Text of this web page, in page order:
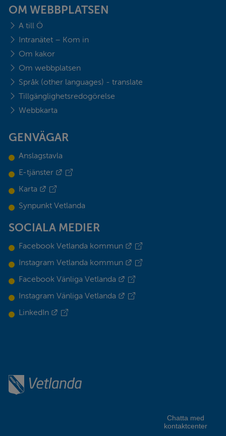
OM WEBBPLATSEN
A till Ö
Intranätet – Kom in
Om kakor
Om webbplatsen
Språk (other languages) - translate
Tillgänglighetsredogörelse
Webbkarta
GENVÄGAR
Anslagstavla
E-tjänster
Länk till annan webbplats.
Karta
Länk till annan webbplats.
Synpunkt Vetlanda
SOCIALA MEDIER
Facebook Vetlanda kommun
Länk till annan webbplats.
Instagram Vetlanda kommun
Länk till annan webbplats.
Facebook Vänliga Vetlanda
Länk till annan webbplats.
Instagram Vänliga Vetlanda
Länk till annan webbplats.
LinkedIn
Länk till annan webbplats.